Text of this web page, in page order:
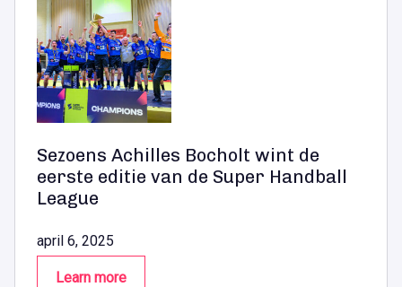
Sezoens Achilles Bocholt wint de
eerste editie van de Super Handball
League
april 6, 2025
Learn more